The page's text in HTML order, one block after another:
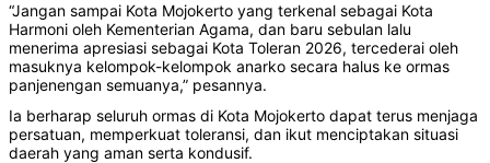
“Jangan sampai Kota Mojokerto yang terkenal sebagai Kota
Harmoni oleh Kementerian Agama, dan baru sebulan lalu
menerima apresiasi sebagai Kota Toleran 2026, tercederai oleh
masuknya kelompok-kelompok anarko secara halus ke ormas
panjenengan semuanya,” pesannya.
Ia berharap seluruh ormas di Kota Mojokerto dapat terus menjaga
persatuan, memperkuat toleransi, dan ikut menciptakan situasi
daerah yang aman serta kondusif.